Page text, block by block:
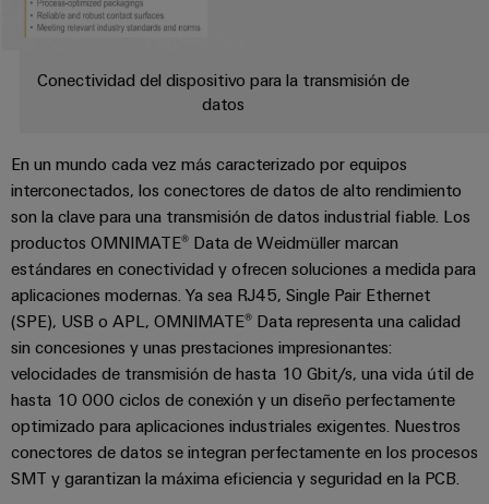
de
Soluciones
centros
de
datos:
eficientes,
fiables
y
escalables
Construcción
naval
Soluciones
integrales
de
conexión
para
la
computing
Cuadro
Cableado
de
campo
Configurador
Weidmüller
Medición
inteligente
Smart
Cabinet
de
conexión,
de
y
cables
Interfaces
y
soluciones
de
migración
para
PLC
Interfaces
Ingeniería
digital
Weidmüller
Servicios
de
conectores
para
circuito
impreso
Servicios
de
laboratorio
Soporte
Mag
Customer
Weidmüller
Recursos
Humanos
Nuestro
equipo
de
dirección
Política
de
calidad
Asesoramiento y soporte
Conectividad del dispositivo para la transmisión de
datos
En un mundo cada vez más caracterizado por equipos
interconectados, los conectores de datos de alto rendimiento
son la clave para una transmisión de datos industrial fiable. Los
productos OMNIMATE® Data de Weidmüller marcan
estándares en conectividad y ofrecen soluciones a medida para
aplicaciones modernas. Ya sea RJ45, Single Pair Ethernet
(SPE), USB o APL, OMNIMATE® Data representa una calidad
sin concesiones y unas prestaciones impresionantes:
velocidades de transmisión de hasta 10 Gbit/s, una vida útil de
hasta 10 000 ciclos de conexión y un diseño perfectamente
optimizado para aplicaciones industriales exigentes. Nuestros
conectores de datos se integran perfectamente en los procesos
SMT y garantizan la máxima eficiencia y seguridad en la PCB.